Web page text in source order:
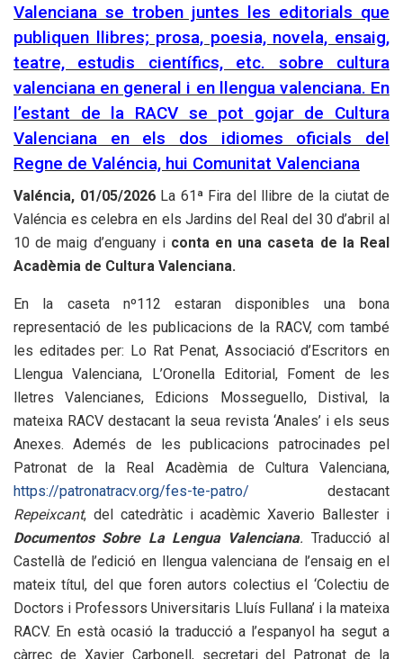
Valenciana se troben juntes les editorials que
publiquen llibres; prosa, poesia, novela, ensaig,
teatre, estudis científics, etc. sobre cultura
valenciana en general i en llengua valenciana. En
l’estant de la RACV se pot gojar de Cultura
Valenciana en els dos idiomes oficials del
Regne de Valéncia, hui Comunitat Valenciana
Valéncia, 01/05/2026La 61ª Fira del llibre de la ciutat de
Valéncia es celebra en els Jardins del Real del 30 d’abril al
10 de maig d’enguany i conta en una caseta de la Real
Acadèmia de Cultura Valenciana.
En la caseta nº112 estaran disponibles una bona
representació de les publicacions de la RACV, com també
les editades per: Lo Rat Penat, Associació d’Escritors en
Llengua Valenciana, L’Oronella Editorial, Foment de les
lletres Valencianes, Edicions Mosseguello, Distival, la
mateixa RACV destacant la seua revista ‘Anales’ i els seus
Anexes. Ademés de les publicacions patrocinades pel
Patronat de la Real Acadèmia de Cultura Valenciana,
https://patronatracv.org/fes-te-patro/ destacant
Repeixcant, del catedràtic i acadèmic Xaverio Ballester i
Documentos Sobre La Lengua Valenciana. Traducció al
Castellà de l’edició en llengua valenciana de l’ensaig en el
mateix títul, del que foren autors colectius el ‘Colectiu de
Doctors i Professors Universitaris Lluís Fullana’ i la mateixa
RACV. En està ocasió la traducció a l’espanyol ha segut a
càrrec de Xavier Carbonell, secretari del Patronat de la